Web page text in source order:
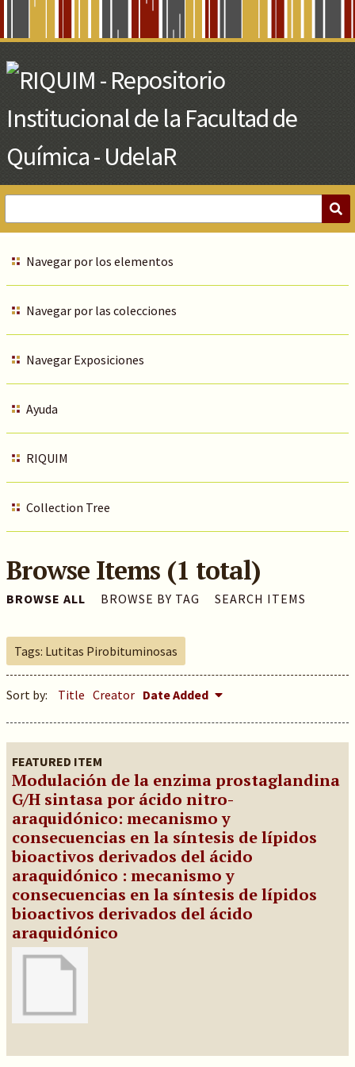
Main
Content
Navegar por los elementos
Navegar por las colecciones
Navegar Exposiciones
Ayuda
RIQUIM
Collection Tree
Browse Items (1 total)
BROWSE ALL BROWSE BY TAG SEARCH ITEMS
Tags: Lutitas Pirobituminosas
Sort by: Title Creator Date Added
FEATURED ITEM
Modulación de la enzima prostaglandina
G/H sintasa por ácido nitro-
araquidónico: mecanismo y
consecuencias en la síntesis de lípidos
bioactivos derivados del ácido
araquidónico : mecanismo y
consecuencias en la síntesis de lípidos
bioactivos derivados del ácido
araquidónico